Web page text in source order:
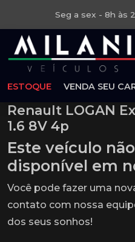
Seg a sex - 8h às
ESTOQUE VENDA SEU
Renault LOGAN
1.6 8V 4p
Este veículo
disponível em
Você pode fazer uma
contato com nossa
dos seus sonhos!